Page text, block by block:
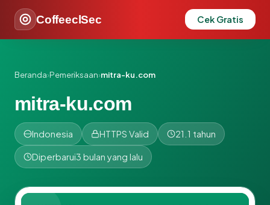
CoffeeclSec Cek Gratis
Beranda›Pemeriksaan›mitra-ku.com
mitra-ku.com
Indonesia HTTPS Valid 21.1 tahun
Diperbarui3 bulan yang lalu